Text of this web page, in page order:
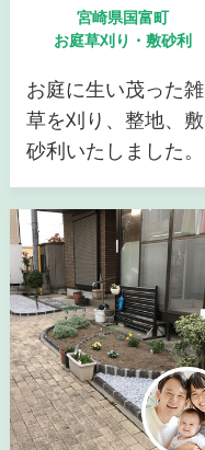
宮崎県国富町
お庭草刈り・敷砂利
お庭に生い茂った雑
草を刈り、整地、敷
砂利いたしました。